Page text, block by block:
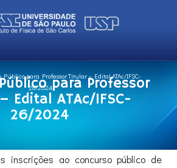
Público para Professor Titular – Edital ATAc/IFSC-
26/2024para Professor
Edital ATAc/IFSC-
26/2024
inscrições ao concurso público de